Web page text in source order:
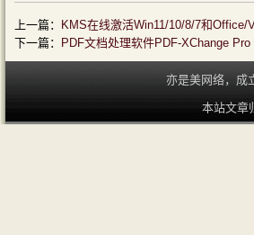
上一篇：
KMS在线激活Win11/10/8/7和
下一篇：
PDF文档处理软件PDF-XChange
亦是美网络，成
本站文章